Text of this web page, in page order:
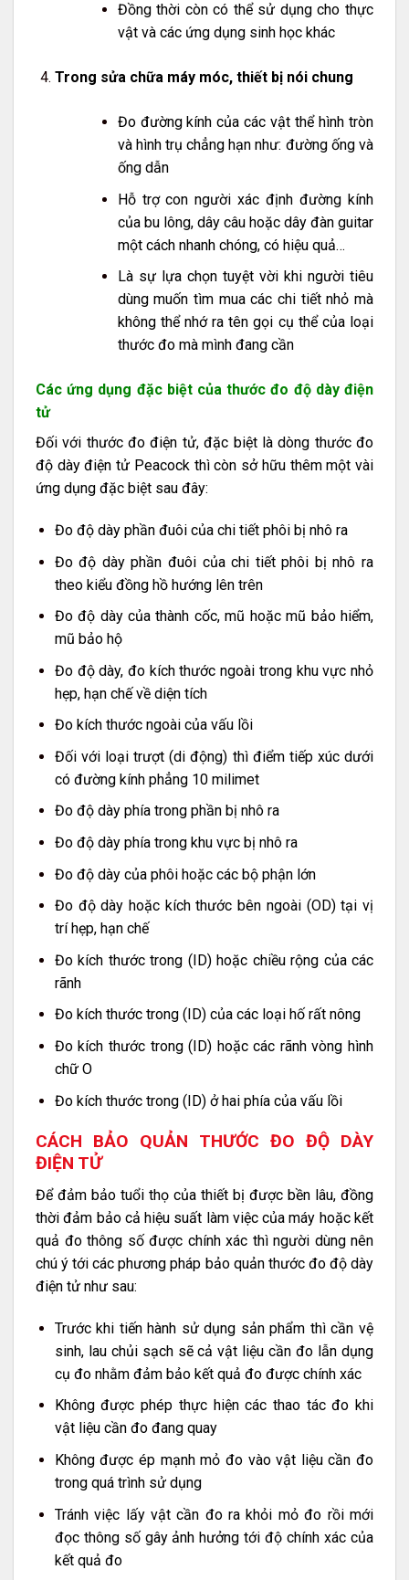
Đồng thời còn có thể sử dụng cho thực
vật và các ứng dụng sinh học khác
Trong sửa chữa máy móc, thiết bị nói chung
Đo đường kính của các vật thể hình tròn
và hình trụ chẳng hạn như: đường ống và
ống dẫn
Hỗ trợ con người xác định đường kính
của bu lông, dây câu hoặc dây đàn guitar
một cách nhanh chóng, có hiệu quả…
Là sự lựa chọn tuyệt vời khi người tiêu
dùng muốn tìm mua các chi tiết nhỏ mà
không thể nhớ ra tên gọi cụ thể của loại
thước đo mà mình đang cần
Các ứng dụng đặc biệt của thước đo độ dày điện
tử
Đối với thước đo điện tử, đặc biệt là dòng thước đo
độ dày điện tử Peacock thì còn sở hữu thêm một vài
ứng dụng đặc biệt sau đây:
Đo độ dày phần đuôi của chi tiết phôi bị nhô ra
Đo độ dày phần đuôi của chi tiết phôi bị nhô ra
theo kiểu đồng hồ hướng lên trên
Đo độ dày của thành cốc, mũ hoặc mũ bảo hiểm,
mũ bảo hộ
Đo độ dày, đo kích thước ngoài trong khu vực nhỏ
hẹp, hạn chế về diện tích
Đo kích thước ngoài của vấu lồi
Đối với loại trượt (di động) thì điểm tiếp xúc dưới
có đường kính phẳng 10 milimet
Đo độ dày phía trong phần bị nhô ra
Đo độ dày phía trong khu vực bị nhô ra
Đo độ dày của phôi hoặc các bộ phận lớn
Đo độ dày hoặc kích thước bên ngoài (OD) tại vị
trí hẹp, hạn chế
Đo kích thước trong (ID) hoặc chiều rộng của các
rãnh
Đo kích thước trong (ID) của các loại hố rất nông
Đo kích thước trong (ID) hoặc các rãnh vòng hình
chữ O
Đo kích thước trong (ID) ở hai phía của vấu lồi
CÁCH BẢO QUẢN THƯỚC ĐO ĐỘ DÀY
ĐIỆN TỬ
Để đảm bảo tuổi thọ của thiết bị được bền lâu, đồng
thời đảm bảo cả hiệu suất làm việc của máy hoặc kết
quả đo thông số được chính xác thì người dùng nên
chú ý tới các phương pháp bảo quản thước đo độ dày
điện tử như sau:
Trước khi tiến hành sử dụng sản phẩm thì cần vệ
sinh, lau chủi sạch sẽ cả vật liệu cần đo lẫn dụng
cụ đo nhằm đảm bảo kết quả đo được chính xác
Không được phép thực hiện các thao tác đo khi
vật liệu cần đo đang quay
Không được ép mạnh mỏ đo vào vật liệu cần đo
trong quá trình sử dụng
Tránh việc lấy vật cần đo ra khỏi mỏ đo rồi mới
đọc thông số gây ảnh hưởng tới độ chính xác của
kết quả đo